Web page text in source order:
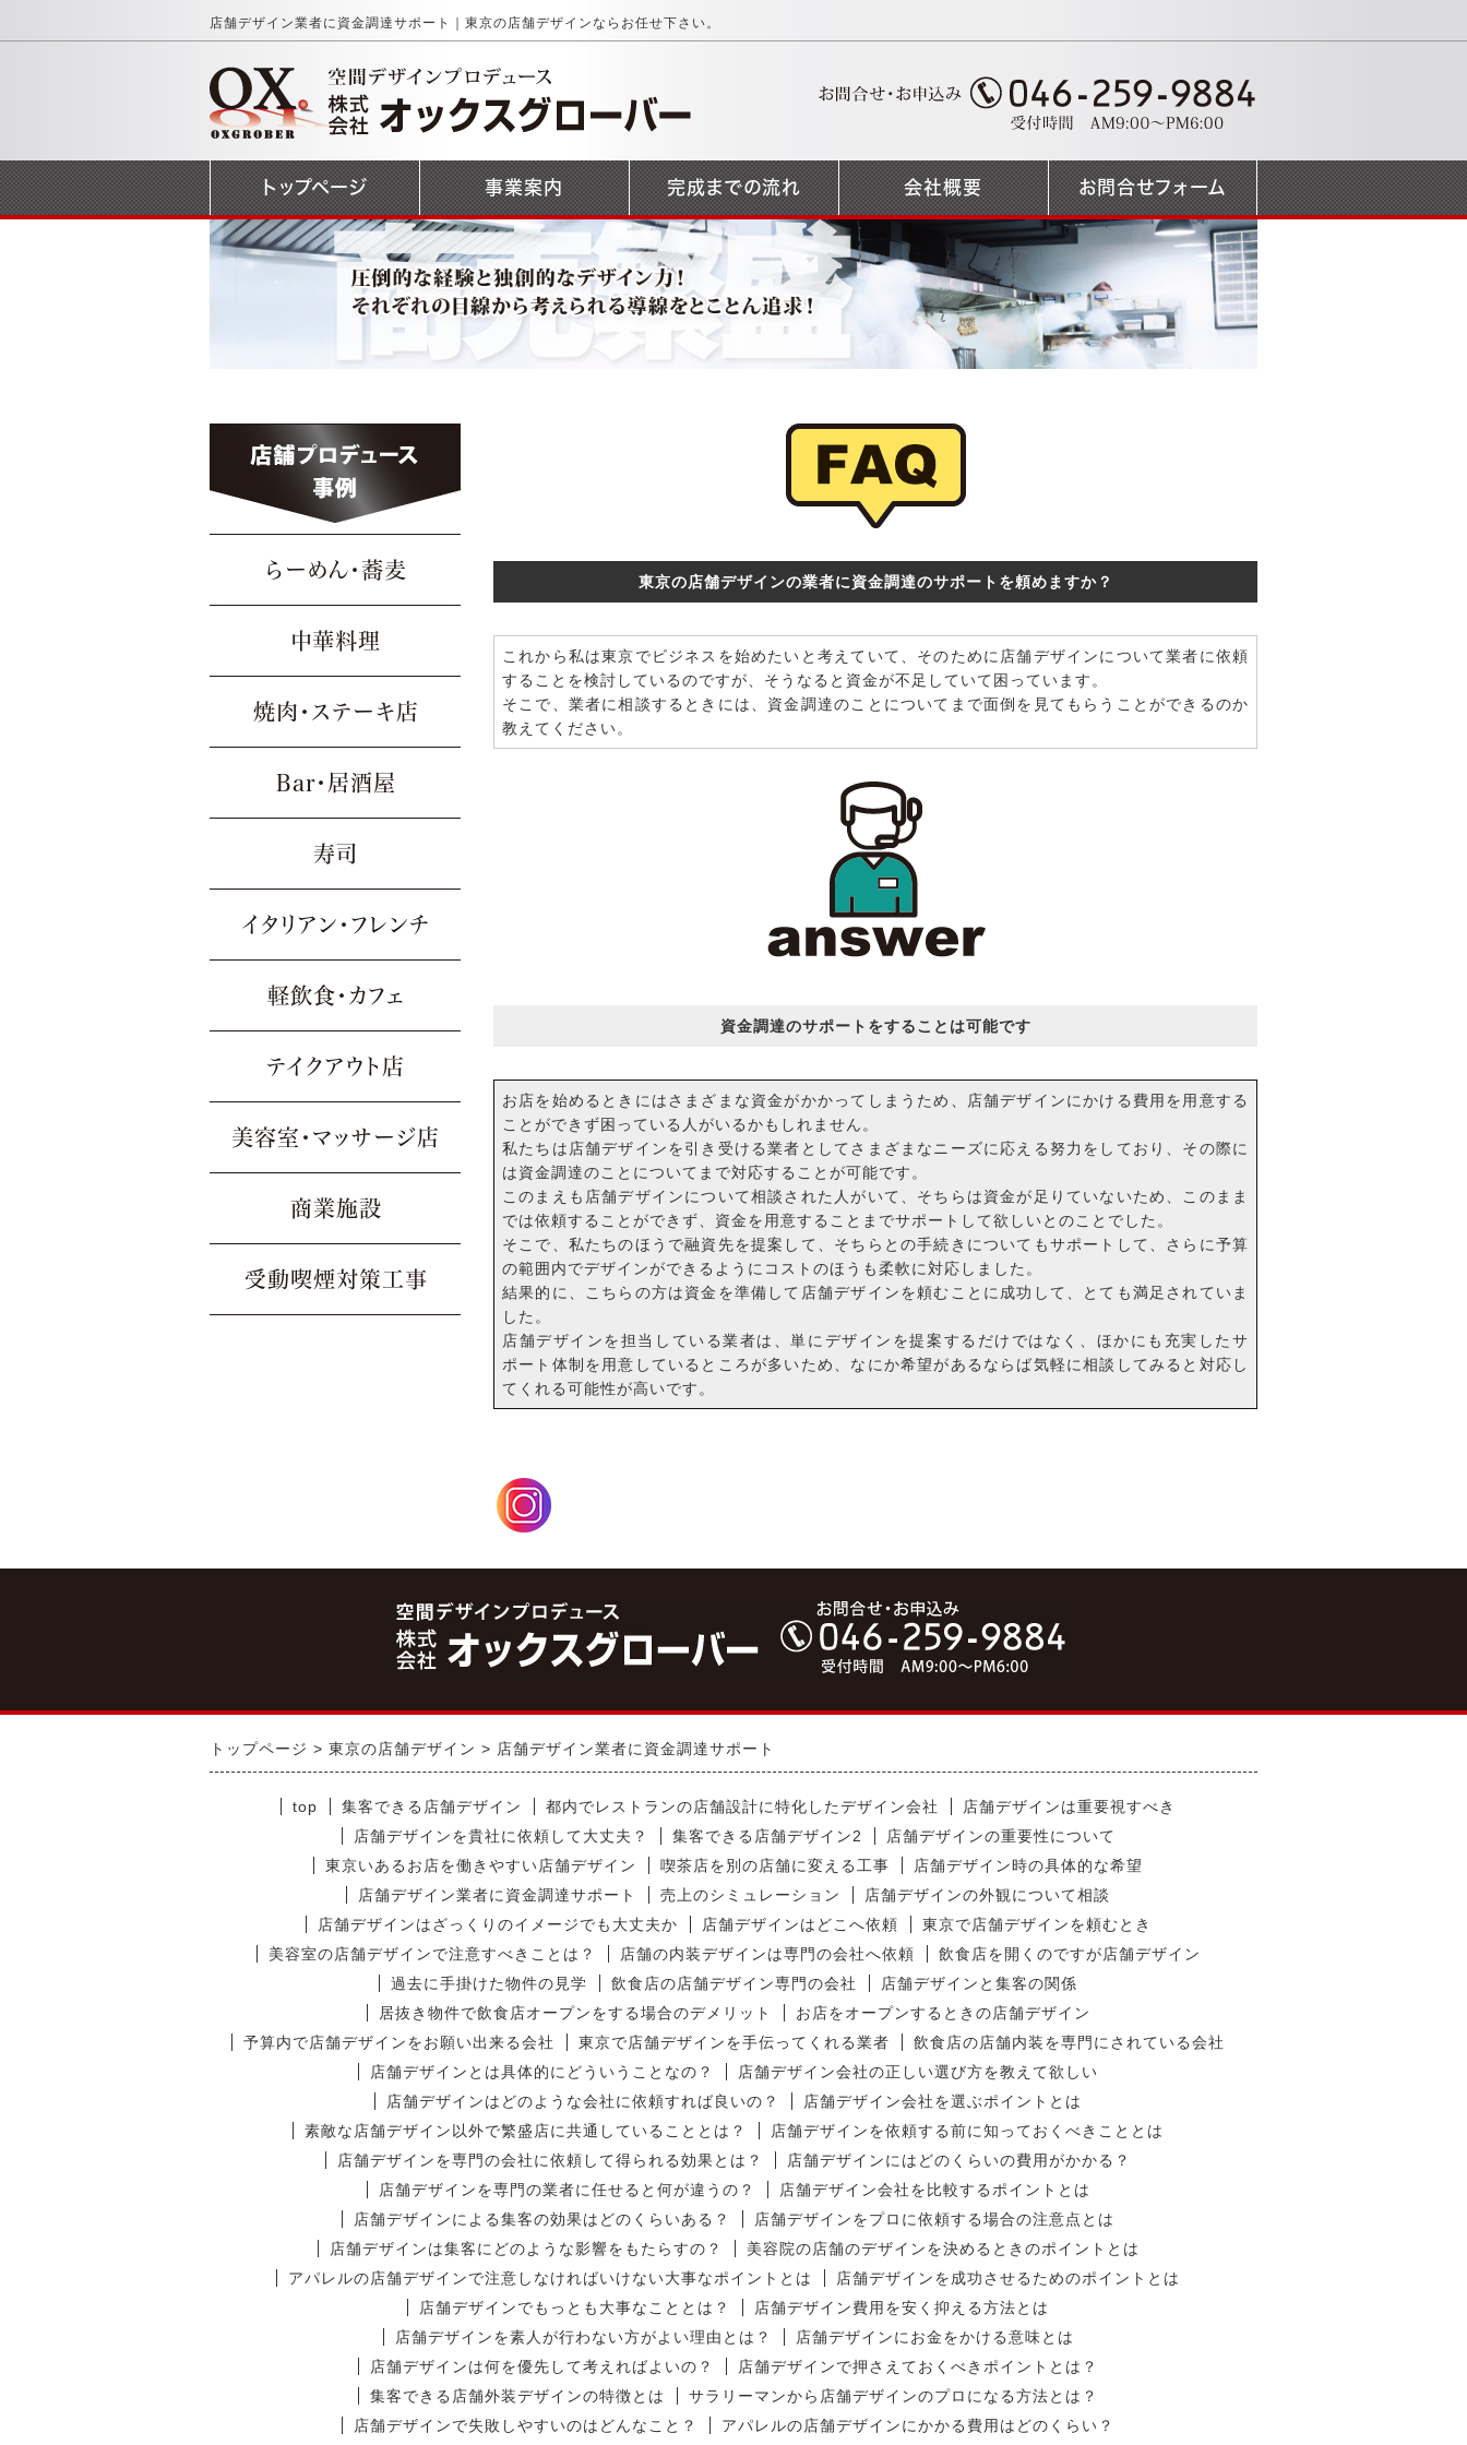
店舗デザイン業者に資金調達サポート｜東京の店舗デザインならお任せ下さい。
トップページ 事業案内 完成までの流れ 会社概要 お問合せフォーム
らーめん・蕎麦
中華料理
焼肉・ステーキ店
Bar・居酒屋
寿司
イタリアン・フレンチ
軽飲食・カフェ
テイクアウト店
美容室・マッサージ店
商業施設
受動喫煙対策工事
東京の店舗デザインの業者に資金調達のサポートを頼めますか？
これから私は東京でビジネスを始めたいと考えていて、そのために店舗デザインについて業者に依頼
することを検討しているのですが、そうなると資金が不足していて困っています。
そこで、業者に相談するときには、資金調達のことについてまで面倒を見てもらうことができるのか
教えてください。
資金調達のサポートをすることは可能です
お店を始めるときにはさまざまな資金がかかってしまうため、店舗デザインにかける費用を用意する
ことができず困っている人がいるかもしれません。
私たちは店舗デザインを引き受ける業者としてさまざまなニーズに応える努力をしており、その際に
は資金調達のことについてまで対応することが可能です。
このまえも店舗デザインについて相談された人がいて、そちらは資金が足りていないため、このまま
では依頼することができず、資金を用意することまでサポートして欲しいとのことでした。
そこで、私たちのほうで融資先を提案して、そちらとの手続きについてもサポートして、さらに予算
の範囲内でデザインができるようにコストのほうも柔軟に対応しました。
結果的に、こちらの方は資金を準備して店舗デザインを頼むことに成功して、とても満足されていま
した。
店舗デザインを担当している業者は、単にデザインを提案するだけではなく、ほかにも充実したサ
ポート体制を用意しているところが多いため、なにか希望があるならば気軽に相談してみると対応し
てくれる可能性が高いです。
トップページ 東京の店舗デザイン 店舗デザイン業者に資金調達サポート
top 集客できる店舗デザイン 都内でレストランの店舗設計に特化したデザイン会社
店舗デザインは重要視すべき
店舗デザインを貴社に依頼して大丈夫？
集客できる店舗デザイン2
店舗デザインの重要性について
東京いあるお店を働きやすい店舗デザイン
喫茶店を別の店舗に変える工事
店舗デザイン時の具体的な希望
店舗デザイン業者に資金調達サポート
売上のシミュレーション
店舗デザインの外観について相談
店舗デザインはざっくりのイメージでも大丈夫か
店舗デザインはどこへ依頼
東京で店舗デザインを頼むとき
美容室の店舗デザインで注意すべきことは？
店舗の内装デザインは専門の会社へ依頼
飲食店を開くのですが店舗デザイン
過去に手掛けた物件の見学
飲食店の店舗デザイン専門の会社
店舗デザインと集客の関係
居抜き物件で飲食店オープンをする場合のデメリット
お店をオープンするときの店舗デザイン
予算内で店舗デザインをお願い出来る会社
東京で店舗デザインを手伝ってくれる業者
飲食店の店舗内装を専門にされている会社
店舗デザインとは具体的にどういうことなの？
店舗デザイン会社の正しい選び方を教えて欲しい
店舗デザインはどのような会社に依頼すれば良いの？
店舗デザイン会社を選ぶポイントとは
素敵な店舗デザイン以外で繁盛店に共通していることとは？
店舗デザインを依頼する前に知っておくべきこととは
店舗デザインを専門の会社に依頼して得られる効果とは？
店舗デザインにはどのくらいの費用がかかる？
店舗デザインを専門の業者に任せると何が違うの？
店舗デザイン会社を比較するポイントとは
店舗デザインによる集客の効果はどのくらいある？
店舗デザインをプロに依頼する場合の注意点とは
店舗デザインは集客にどのような影響をもたらすの？
美容院の店舗のデザインを決めるときのポイントとは
アパレルの店舗デザインで注意しなければいけない大事なポイントとは
店舗デザインを成功させるためのポイントとは
店舗デザインでもっとも大事なこととは？
店舗デザイン費用を安く抑える方法とは
店舗デザインを素人が行わない方がよい理由とは？
店舗デザインにお金をかける意味とは
店舗デザインは何を優先して考えればよいの？
店舗デザインで押さえておくべきポイントとは？
集客できる店舗外装デザインの特徴とは
サラリーマンから店舗デザインのプロになる方法とは？
店舗デザインで失敗しやすいのはどんなこと？
アパレルの店舗デザインにかかる費用はどのくらい？